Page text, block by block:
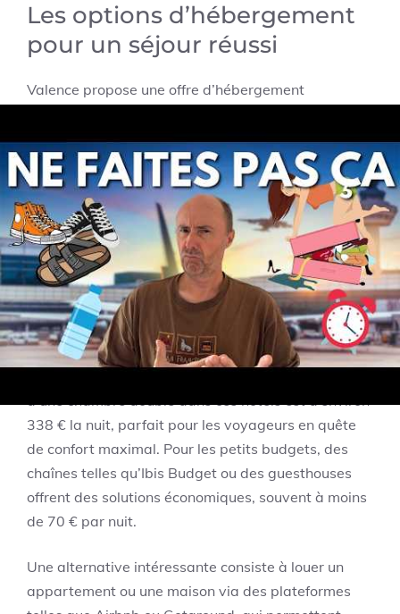
Les options d’hébergement
pour un séjour réussi
Valence propose une offre d’hébergement
2025. Les hôtels 3 étoiles offrent un excellent
rapport qualité-prix avec des commodités
modernes et un confort optimal. Par exemple, le
Kyriad Direct – Bourg les Valence, avec ses avis très
positifs, constitue une valeur sûre pour ceux qui
cherchent un hébergement pratique à proximité du
centre-ville.
Les établissements haut de gamme, comme les
hôtels 5 étoiles, proposent des services luxueux
d’une chambre double dans ces hôtels est d’environ
338 € la nuit, parfait pour les voyageurs en quête
de confort maximal. Pour les petits budgets, des
chaînes telles qu’Ibis Budget ou des guesthouses
offrent des solutions économiques, souvent à moins
de 70 € par nuit.
Une alternative intéressante consiste à louer un
appartement ou une maison via des plateformes